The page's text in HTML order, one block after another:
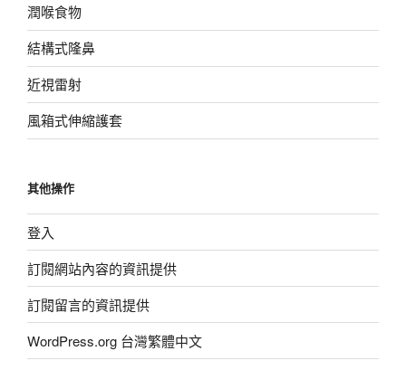
潤喉食物
結構式隆鼻
近視雷射
風箱式伸縮護套
其他操作
登入
訂閱網站內容的資訊提供
訂閱留言的資訊提供
WordPress.org 台灣繁體中文